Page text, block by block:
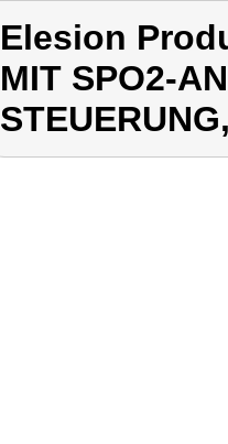
Elesion
MIT SPO2-